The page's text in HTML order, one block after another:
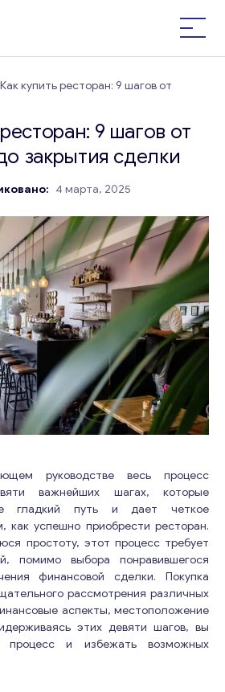
Как купить ресторан: 9 шагов от
9 шагов от
закрытия сделки
4 марта, 2025
руководстве весь процесс
важнейших шагах, которые
гладкий путь и дает четкое
как успешно приобрести ресторан.
простоту, этот процесс требует
помимо выбора понравившегося
финансовой сделки. Покупка
рассмотрения различных
аспекты, местоположение
этих девяти шагов, вы
процесс и избежать возможных